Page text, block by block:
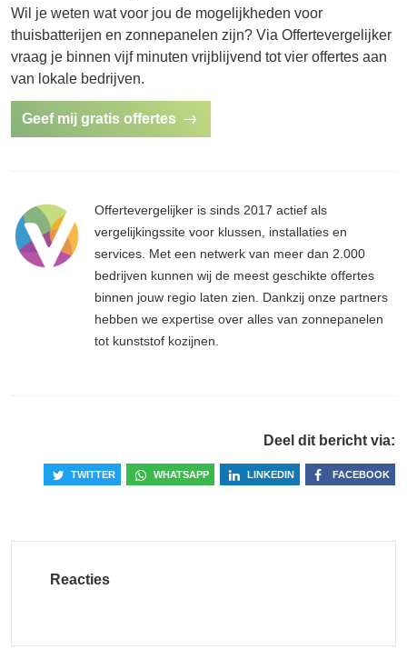
Wil je weten wat voor jou de mogelijkheden voor
thuisbatterijen en zonnepanelen zijn? Via Offertevergelijker
vraag je binnen vijf minuten vrijblijvend tot vier offertes aan
van lokale bedrijven.
Geef mij gratis offertes
Offertevergelijker is sinds 2017 actief als
vergelijkingssite voor klussen, installaties en
services. Met een netwerk van meer dan 2.000
bedrijven kunnen wij de meest geschikte offertes
binnen jouw regio laten zien. Dankzij onze partners
hebben we expertise over alles van zonnepanelen
tot kunststof kozijnen.
Deel dit bericht via:
FACEBOOK
LINKEDIN
WHATSAPP
TWITTER
Reacties